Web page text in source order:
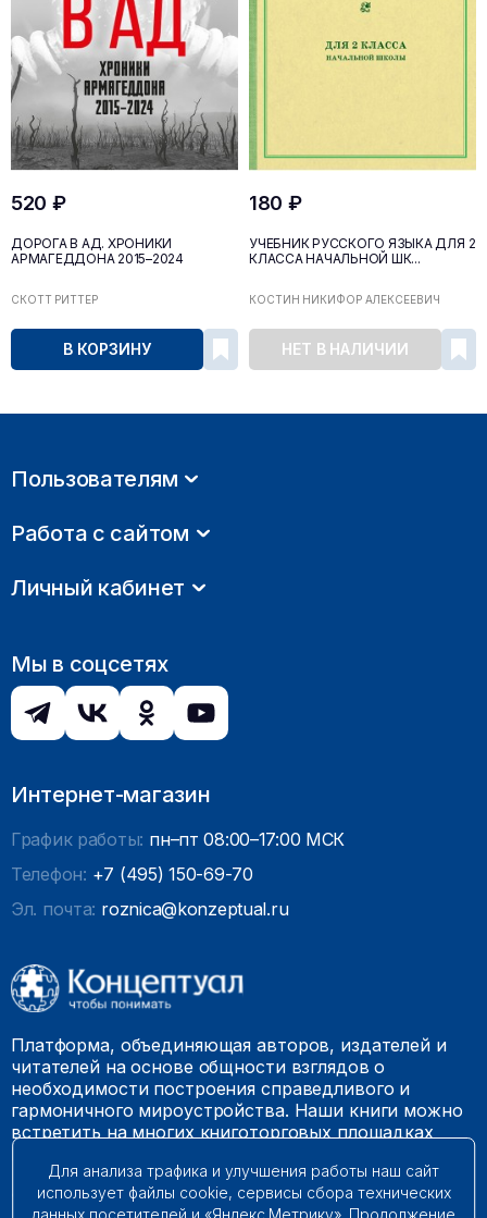
520 ₽
ДОРОГА В АД. ХРОНИКИ
АРМАГЕДДОНА 2015–2024
СКОТТ РИТТЕР
В КОРЗИНУ
180 ₽
УЧЕБНИК РУССКОГО ЯЗЫКА ДЛЯ 2
КЛАССА НАЧАЛЬНОЙ ШК...
КОСТИН НИКИФОР АЛЕКСЕЕВИЧ
НЕТ В НАЛИЧИИ
Пользователям
Работа с сайтом
Личный кабинет
Мы в соцсетях
Интернет-магазин
График работы: пн–пт 08:00–17:00 МСК
Телефон: +7 (495) 150-69-70
Эл. почта: roznica@konzeptual.ru
Платформа, объединяющая авторов, издателей и
читателей на основе общности взглядов о
необходимости построения справедливого и
гармоничного мироустройства. Наши книги можно
встретить на многих книготорговых площадках
© 2009 – 2026. Все права защищены.
Для анализа трафика и улучшения работы наш сайт
использует файлы cookie, сервисы сбора технических
данных посетителей и «Яндекс.Метрику». Продолжение